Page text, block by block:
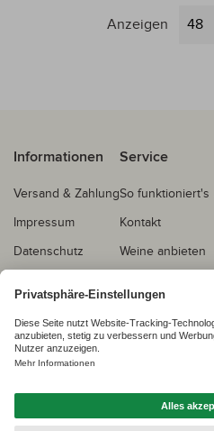
Anzeigen
Informationen
Versand & Zahlung
Impressum
Datenschutz
Service
So funktioniert's
Kontakt
Weine anbieten